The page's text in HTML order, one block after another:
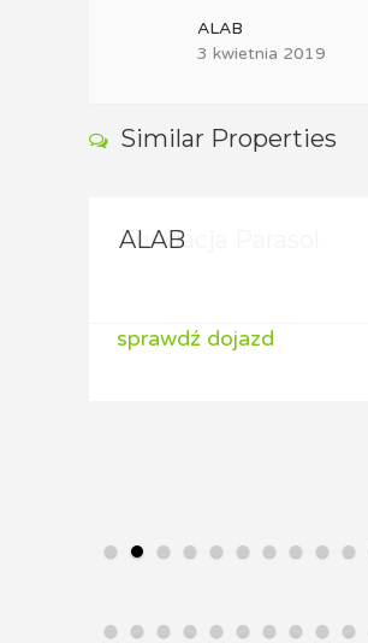
ALAB
3 kwietnia 2019
Similar Properties
Fundacja Parasol
sprawdź dojazd
ALAB
sprawdź dojazd